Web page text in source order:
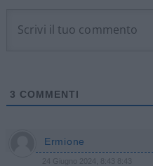
3 COMMENTI
Ermione
24 Giugno 2024, 8:43 8:43